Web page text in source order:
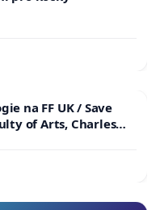
na FF UK / Save
of Arts, Charles